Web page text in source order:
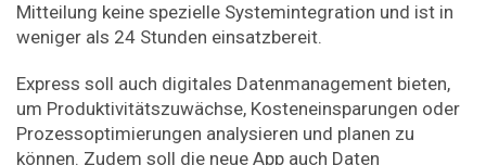
Mitteilung keine spezielle Systemintegration und ist in
weniger als 24 Stunden einsatzbereit.
Express soll auch digitales Datenmanagement bieten,
um Produktivitätszuwächse, Kosteneinsparungen oder
Prozessoptimierungen analysieren und planen zu
können. Zudem soll die neue App auch Daten